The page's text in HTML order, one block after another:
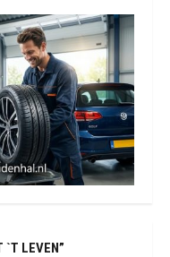
`T LEVEN”